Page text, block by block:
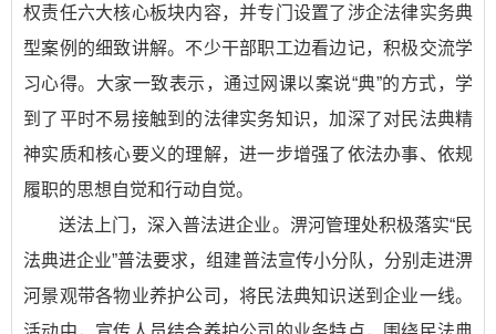
权责任六大核心板块内容，并专门设置了涉企法律实务典
型案例的细致讲解。不少干部职工边看边记，积极交流学
习心得。大家一致表示，通过网课以案说“典”的方式，学
到了平时不易接触到的法律实务知识，加深了对民法典精
神实质和核心要义的理解，进一步增强了依法办事、依规
履职的思想自觉和行动自觉。
送法上门，深入普法进企业。淠河管理处积极落实“民
法典进企业”普法要求，组建普法宣传小分队，分别走进淠
河景观带各物业养护公司，将民法典知识送到企业一线。